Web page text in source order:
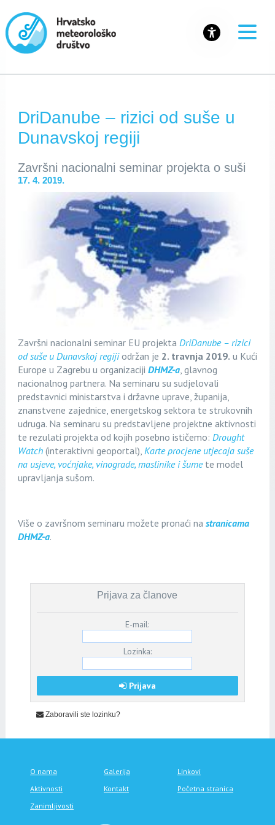
DriDanube – rizici od suše u
Dunavskoj regiji
Završni nacionalni seminar projekta o suši
17. 4. 2019.
Završni nacionalni seminar EU projekta DriDanube – rizici
od suše u Dunavskoj regijiodržan je 2. travnja 2019. u Kući
Europe u Zagrebu u organizaciji DHMZ-a, glavnog
nacionalnog partnera. Na seminaru su sudjelovali
predstavnici ministarstva i državne uprave, županija,
znanstvene zajednice, energetskog sektora te strukovnih
udruga. Na seminaru su predstavljene projektne aktivnosti
te rezulati projekta od kojih posebno ističemo: Drought
Watch(interaktivni geoportal), Karte procjene utjecaja suše
na usjeve, voćnjake, vinograde, maslinike i šumete model
upravljanja sušom.
Više o završnom seminaru možete pronaći na stranicama
DHMZ-a.
Prijava za članove
E-mail:
Lozinka:
Prijava
Zaboravili ste lozinku?
O nama Galerija
Linkovi
Aktivnosti
Kontakt
Početna stranica
Zanimljivosti